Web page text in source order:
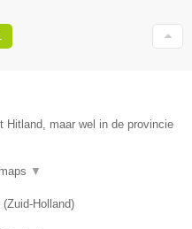
Hitland, maar wel in de provincie
▼
(Zuid-Holland)